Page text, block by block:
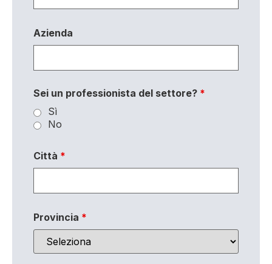
Azienda
Sei un professionista del settore? *
Sì
No
Città *
Provincia *